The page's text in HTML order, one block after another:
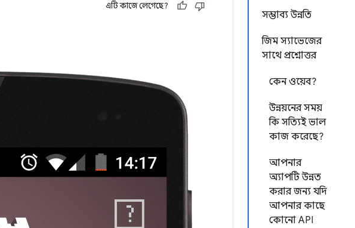
সম্ভাব্য উন্নতি
জিম স্যাভেজের
সাথে প্রশ্নোত্তর
কেন ওয়েব?
উন্নয়নের সময়
কি সত্যিই ভাল
কাজ করেছে?
আপনার
অ্যাপটি উন্নত
করার জন্য যদি
আপনার কাছে
কোনো API
এটি কাজে লেগেছে?